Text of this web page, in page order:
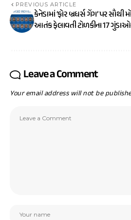
PREVIOUS ARTICLE
કેનેડામાં ‘ફોર બ્રધર્સ ગેંગ’ પર સૌથી
આતંક ફેલાવતી ટોળકીના 17
Leave a Comment
Your email address will not be